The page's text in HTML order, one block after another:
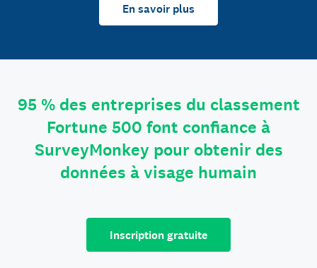
En savoir plus
95 % des entreprises du classement
Fortune 500 font confiance à
SurveyMonkey pour obtenir des
données à visage humain
Inscription gratuite